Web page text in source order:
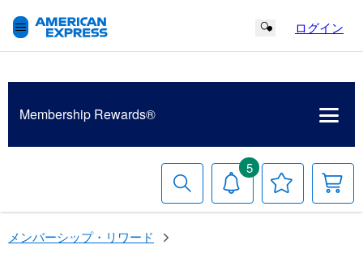
Search Button
ログイン
Membership Rewards®
検
す
お
ら
5
お
に
カ
ト
メンバーシップ・リワード